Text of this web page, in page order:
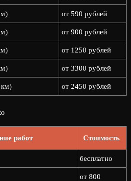
от 590 рублей
от 900 рублей
от 1250 рублей
от 3300 рублей
от 2450 рублей
работ Стоимость
бесплатно
от 800